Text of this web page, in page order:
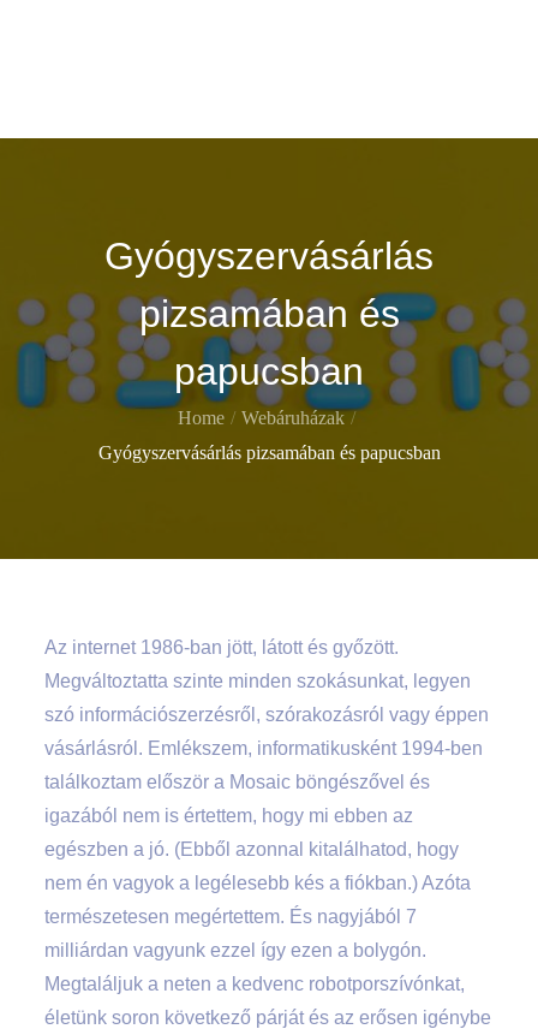
Gyógyszervásárlás
pizsamában és
papucsban
Home
Webáruházak
Gyógyszervásárlás pizsamában és papucsban
Az internet 1986-ban jött, látott és győzött.
Megváltoztatta szinte minden szokásunkat, legyen
szó információszerzésről, szórakozásról vagy éppen
vásárlásról. Emlékszem, informatikusként 1994-ben
találkoztam először a Mosaic böngészővel és
igazából nem is értettem, hogy mi ebben az
egészben a jó. (Ebből azonnal kitalálhatod, hogy
nem én vagyok a legélesebb kés a fiókban.) Azóta
természetesen megértettem. És nagyjából 7
milliárdan vagyunk ezzel így ezen a bolygón.
Megtaláljuk a neten a kedvenc robotporszívónkat,
életünk soron következő párját és az erősen igénybe